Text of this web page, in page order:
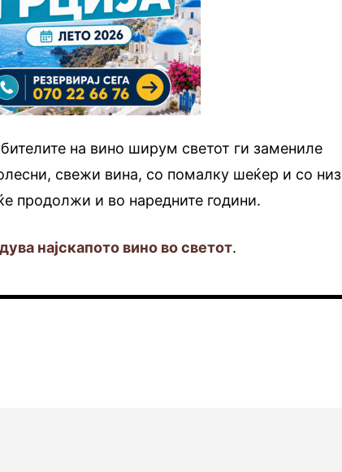
на вино ширум светот ги замениле
свежи вина, со помалку шеќер и со
продолжи и во наредните години.
најскапото вино во светот.